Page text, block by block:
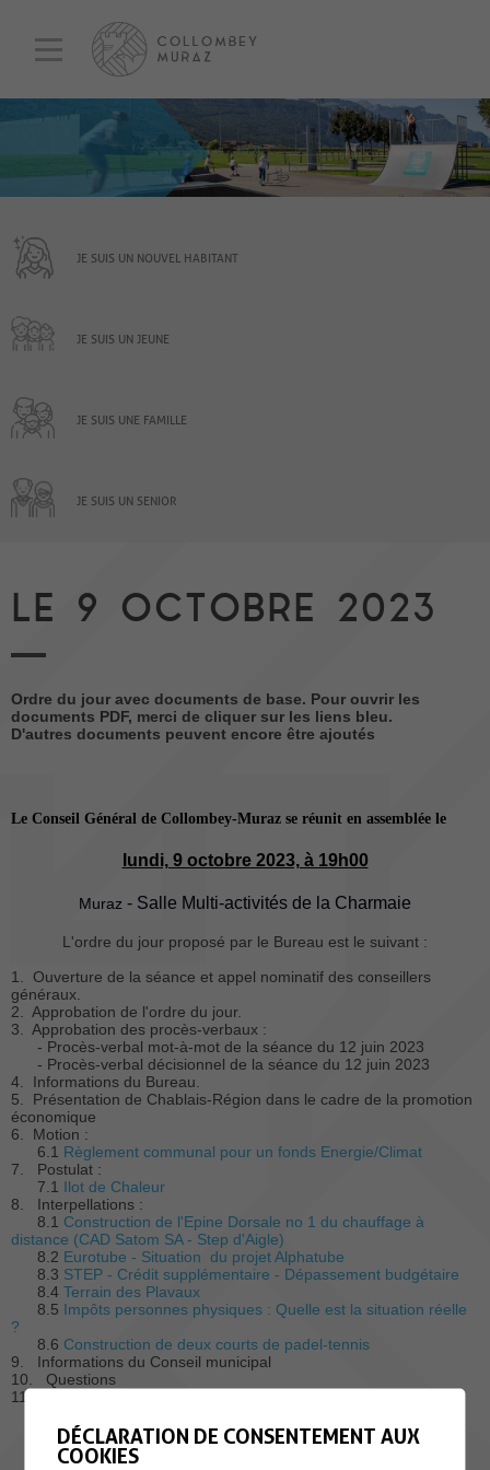
JE SUIS UN NOUVEL HABITANT
JE SUIS UN JEUNE
JE SUIS UNE FAMILLE
JE SUIS UN SENIOR
LE 9 OCTOBRE 2023
Ordre du jour avec documents de base. Pour ouvrir les
documents PDF, merci de cliquer sur les liens bleu.
D'autres documents peuvent encore être ajoutés
Le Conseil Général de Collombey-Muraz se réunit en assemblée le
lundi, 9 octobre 2023, à 19h00
Muraz - Salle Multi-activités de la Charmaie
L'ordre du jour proposé par le Bureau est le suivant :
1. Ouverture de la séance et appel nominatif des conseillers
généraux.
2. Approbation de l'ordre du jour.
3. Approbation des procès-verbaux :
- Procès-verbal mot-à-mot de la séance du 12 juin 2023
- Procès-verbal décisionnel de la séance du 12 juin 2023
4. Informations du Bureau.
5. Présentation de Chablais-Région dans le cadre de la promotion
économique
6. Motion :
6.1 Règlement communal pour un fonds Energie/Climat
7. Postulat :
7.1 Ilot de Chaleur
8. Interpellations :
8.1 Construction de l'Epine Dorsale no 1 du chauffage à
distance (CAD Satom SA - Step d'Aigle)
8.2 Eurotube - Situation du projet Alphatube
8.3 STEP - Crédit supplémentaire - Dépassement budgétaire
8.4 Terrain des Plavaux
8.5 Impôts personnes physiques : Quelle est la situation réelle
?
8.6 Construction de deux courts de padel-tennis
9. Informations du Conseil municipal
10. Questions
11. Divers
DÉCLARATION DE CONSENTEMENT AUX
COOKIES